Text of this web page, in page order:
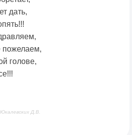
дать,
пожелаем,
голове,
Д.В.